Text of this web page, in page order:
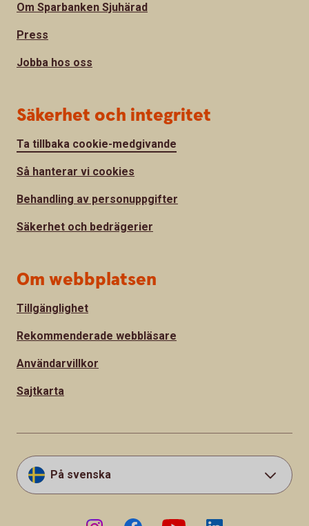
Om Sparbanken Sjuhärad
Press
Jobba hos oss
Säkerhet och integritet
Ta tillbaka cookie-medgivande
Så hanterar vi cookies
Behandling av personuppgifter
Säkerhet och bedrägerier
Om webbplatsen
Tillgänglighet
Rekommenderade webbläsare
Användarvillkor
Sajtkarta
På svenska